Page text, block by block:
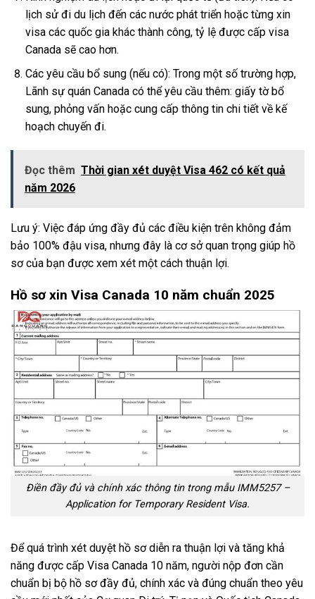
lịch sử đi du lịch đến các nước phát triển hoặc từng xin
visa các quốc gia khác thành công, tỷ lệ được cấp visa
Canada sẽ cao hơn.
Các yêu cầu bổ sung (nếu có): Trong một số trường hợp,
Lãnh sự quán Canada có thể yêu cầu thêm: giấy tờ bổ
sung, phỏng vấn hoặc cung cấp thông tin chi tiết về kế
hoạch chuyến đi.
Đọc thêm Thời gian xét duyệt Visa 462 có kết quả
năm 2026
Lưu ý: Việc đáp ứng đầy đủ các điều kiện trên không đảm
bảo 100% đậu visa, nhưng đây là cơ sở quan trọng giúp hồ
sơ của bạn được xem xét một cách thuận lợi.
Hồ sơ xin Visa Canada 10 năm chuẩn 2025
Điền đầy đủ và chính xác thông tin trong mẫu IMM5257 –
Application for Temporary Resident Visa.
Để quá trình xét duyệt hồ sơ diễn ra thuận lợi và tăng khả
năng được cấp Visa Canada 10 năm, người nộp đơn cần
chuẩn bị bộ hồ sơ đầy đủ, chính xác và đúng chuẩn theo yêu